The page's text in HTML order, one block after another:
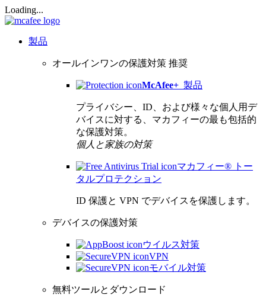
Loading...
製品
オールインワンの保護対策 推奨
McAfee+ 製品
プライバシー、ID、および様々な個人用デ
バイスに対する、マカフィーの最も包括的
な保護対策。
個人と家族の対策
マカフィー® トー
タルプロテクション
ID 保護と VPN でデバイスを保護します。
デバイスの保護対策
ウイルス対策
VPN
モバイル対策
無料ツールとダウンロード